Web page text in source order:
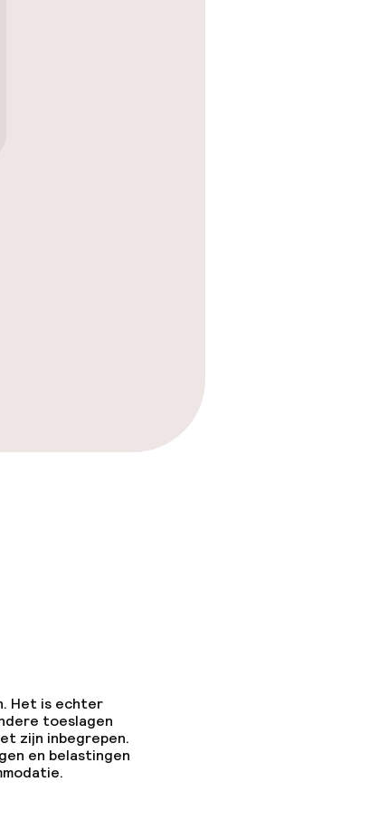
Het is echter
toeslagen
zijn inbegrepen.
en belastingen